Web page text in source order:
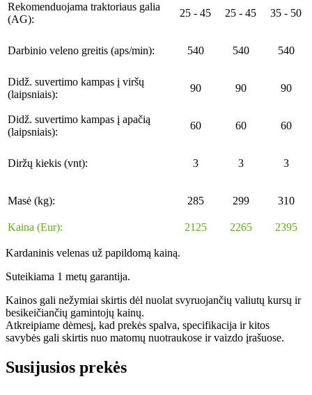
Rekomenduojama traktoriaus galia
(AG):
25 - 45 25 - 45 35 - 50
Darbinio veleno greitis (aps/min): 540 540 540
Didž. suvertimo kampas į viršų
(laipsniais):
90 90 90
Didž. suvertimo kampas į apačią
(laipsniais):
60 60 60
Diržų kiekis (vnt): 3 3 3
Masė (kg): 285 299 310
Kaina (Eur): 2125 2265 2395
Kardaninis velenas už papildomą kainą.
Suteikiama 1 metų garantija.
Kainos gali nežymiai skirtis dėl nuolat svyruojančių valiutų kursų ir
besikeičiančių gamintojų kainų.
Atkreipiame dėmesį, kad prekės spalva, specifikacija ir kitos
savybės gali skirtis nuo matomų nuotraukose ir vaizdo įrašuose.
Susijusios prekės